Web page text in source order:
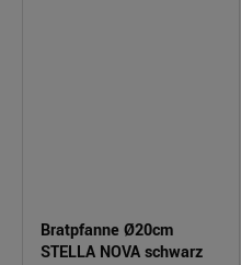
Bratpfanne Ø20cm
STELLA NOVA schwarz